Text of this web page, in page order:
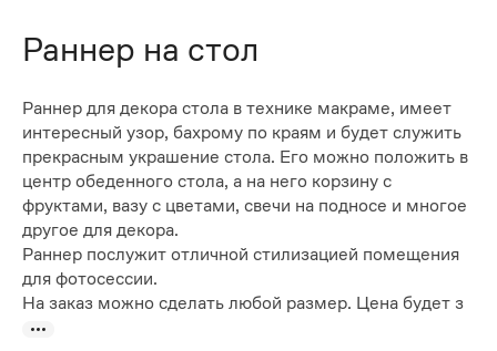
Раннер на стол
Раннер для декора стола в технике макраме, имеет
интересный узор, бахрому по краям и будет служить
прекрасным украшение стола. Его можно положить в
центр обеденного стола, а на него корзину с
фруктами, вазу с цветами, свечи на подносе и многое
другое для декора.
Раннер послужит отличной стилизацией помещения
для фотосессии.
На заказ можно сделать любой размер. Цена будет з